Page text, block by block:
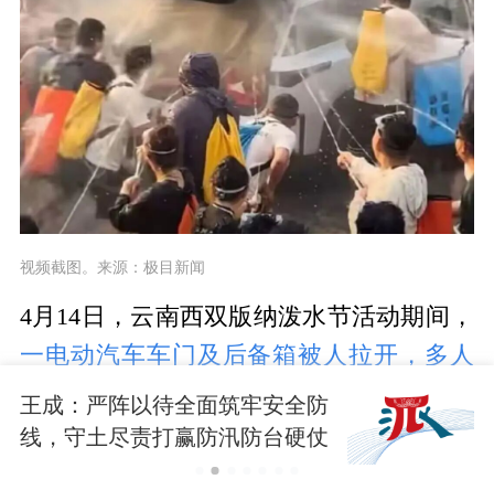
视频截图。来源：极目新闻
4月14日，云南西双版纳泼水节活动期间，
一电动汽车车门及后备箱被人拉开，多人
向内喷水，此事引发争议。
4月16日，车主家人孙女士告诉记者，当天
王成：严阵以待全面筑牢安全防
线，守土尽责打赢防汛防台硬仗